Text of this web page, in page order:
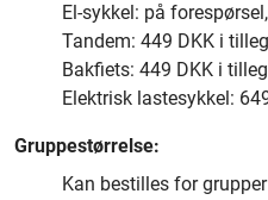
El-sykkel: på
Tandem: 449 DKK i
Bakfiets: 449 DKK i
Elektrisk lastesykkel:
Gruppestørrelse:
Kan bestilles for